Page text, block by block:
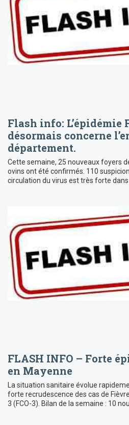
Flash info: L’épidémie
désormais concerne
département.
Cette semaine, 25 nouveaux foyers
ovins ont été confirmés. 110
circulation du virus est très forte dans
FLASH INFO – Forte
en Mayenne
La situation sanitaire évolue
forte recrudescence des cas de
3 (FCO-3). Bilan de la semaine : 10